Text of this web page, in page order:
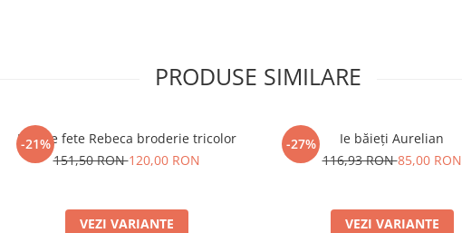
PRODUSE SIMILARE
-21%
Rochie fete Rebeca broderie tricolor
151,50 RON120,00 RON
VEZI VARIANTE
-27%
Ie băieți Aurelian
116,93 RON85,00 RON
VEZI VARIANTE